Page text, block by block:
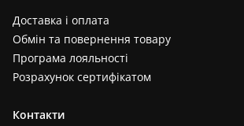
Доставка і оплата
Обмін та повернення товару
Програма лояльності
Розрахунок сертифікатом
Контакти